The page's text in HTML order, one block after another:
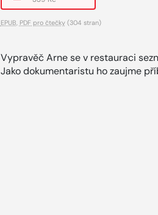
EPUB PDF pro čtečky(304 stran)
Vypravěč Arne se v restauraci
Jako dokumentaristu ho zaujme